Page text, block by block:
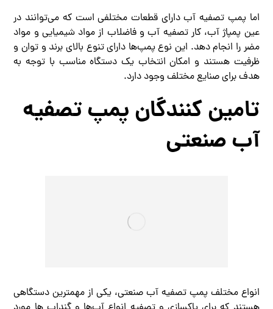
اما پمپ تصفیه آب دارای قطعات مختلفی است که می‌توانند در
عین پمپاژ آب، کار تصفیه آب و فاضلاب از مواد شیمیایی و مواد
مضر را انجام دهد. این نوع پمپ‌ها دارای تنوع بالای برند و توان و
ظرفیت هستند و امکان انتخاب یک دستگاه مناسب با توجه به
هدف برای صنایع مختلف وجود دارد.
تامین کنندگان پمپ تصفیه
آب صنعتی
انواع مختلف پمپ تصفیه آب صنعتی، یکی از مهمترین دستگاهی